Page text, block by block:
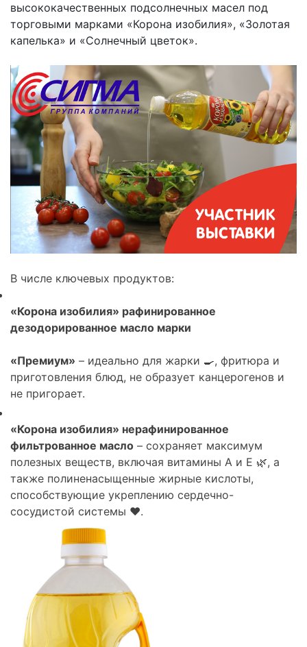
высококачественных подсолнечных масел под
торговыми марками «Корона изобилия», «Золотая
капелька» и «Солнечный цветок».
В числе ключевых продуктов:
«Корона изобилия» рафинированное
дезодорированное масло марки
«Премиум» – идеально для жарки 🍳, фритюра и
приготовления блюд, не образует канцерогенов и
не пригорает.
«Корона изобилия» нерафинированное
фильтрованное масло – сохраняет максимум
полезных веществ, включая витамины A и E 🌿, а
также полиненасыщенные жирные кислоты,
способствующие укреплению сердечно-
сосудистой системы ❤️.